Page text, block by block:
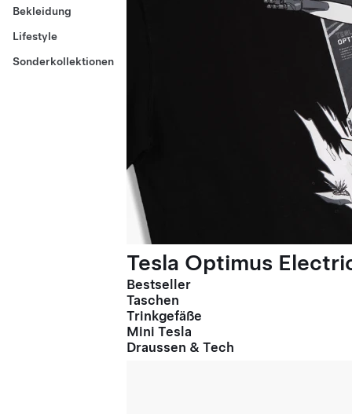
Bekleidung
Lifestyle
Sonderkollektionen
Tesla Optimus
Bestseller
Taschen
Trinkgefäße
Mini Tesla
Draussen & Tech